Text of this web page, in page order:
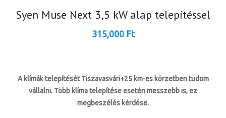
Syen Muse Next 3,5 kW alap telepítéssel
315,000 Ft
A klímák telepítését Tiszavasvári+25 km-es körzetben tudom
vállalni. Több klíma telepítése esetén messzebb is, ez
megbeszélés kérdése.